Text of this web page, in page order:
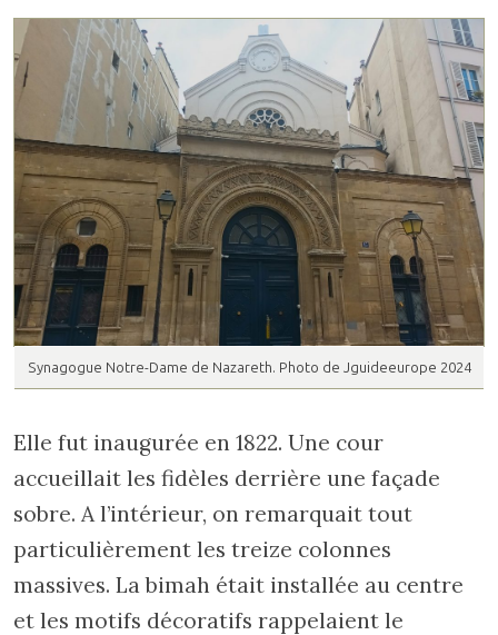
Synagogue Notre-Dame de Nazareth. Photo de Jguideeurope 2024
Elle fut inaugurée en 1822. Une cour
accueillait les fidèles derrière une façade
sobre. A l’intérieur, on remarquait tout
particulièrement les treize colonnes
massives. La bimah était installée au centre
et les motifs décoratifs rappelaient le